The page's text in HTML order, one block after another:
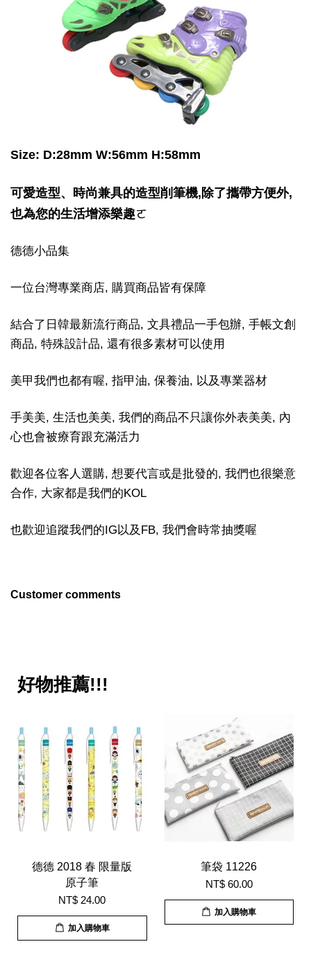
Size: D:28mm W:56mm H:58mm
可愛造型、時尚兼具的造型削筆機,除了攜帶方便外,
也為您的生活增添樂趣ㄛ
德德小品集
一位台灣專業商店, 購買商品皆有保障
結合了日韓最新流行商品, 文具禮品一手包辦, 手帳文創
商品, 特殊設計品, 還有很多素材可以使用
美甲我們也都有喔, 指甲油, 保養油, 以及專業器材
手美美, 生活也美美, 我們的商品不只讓你外表美美, 內
心也會被療育跟充滿活力
歡迎各位客人選購, 想要代言或是批發的, 我們也很樂意
合作, 大家都是我們的KOL
也歡迎追蹤我們的IG以及FB, 我們會時常抽獎喔
Customer comments
好物推薦!!!
德德 2018 春 限量版
原子筆
NT$ 24.00
加入購物車
筆袋 11226
NT$ 60.00
加入購物車